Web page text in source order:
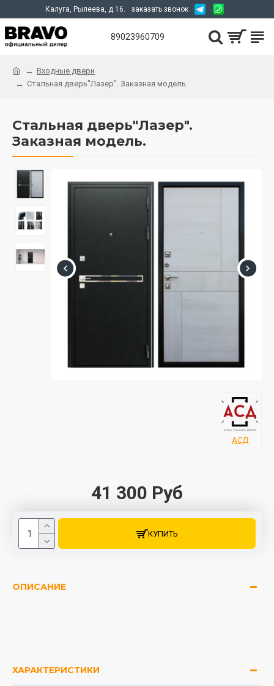
Калуга, Рылеева, д.16. заказать звонок
89023960709
Входные двери
Стальная дверь"Лазер". Заказная модель.
Стальная дверь"Лазер".
Заказная модель.
41 300 Руб
АСД
КУПИТЬ
ОПИСАНИЕ
ХАРАКТЕРИСТИКИ